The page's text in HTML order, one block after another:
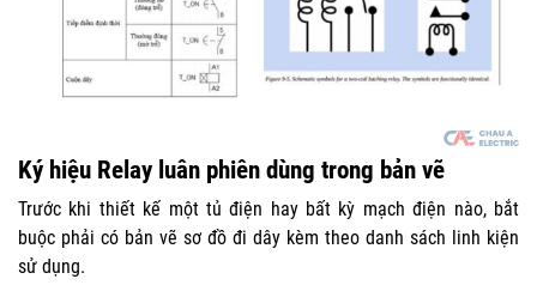
Ký hiệu Relay luân phiên dùng trong bản vẽ
Trước khi thiết kế một tủ điện hay bất kỳ mạch điện nào, bắt
buộc phải có bản vẽ sơ đồ đi dây kèm theo danh sách linh kiện
sử dụng.